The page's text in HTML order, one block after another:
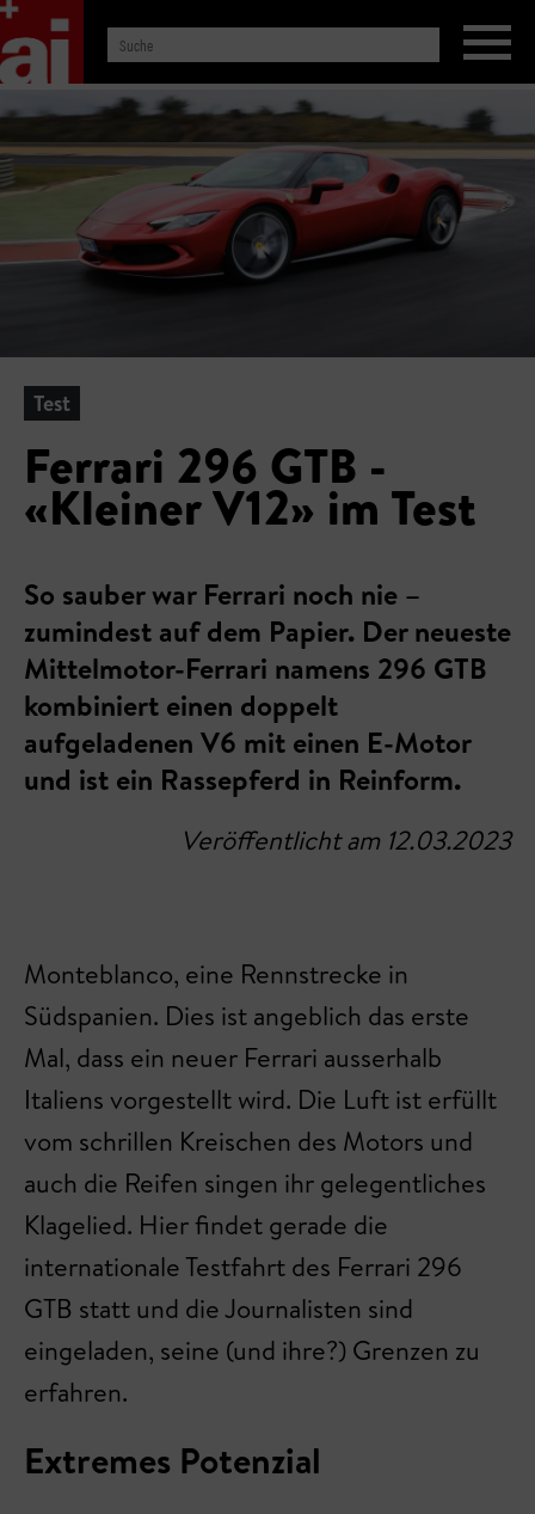
Test
Ferrari 296 GTB -
«Kleiner V12» im Test
So sauber war Ferrari noch nie –
zumindest auf dem Papier. Der neueste
Mittelmotor-Ferrari namens 296 GTB
kombiniert einen doppelt
aufgeladenen V6 mit einen E-Motor
und ist ein Rassepferd in Reinform.
Veröffentlicht am 12.03.2023
Monteblanco, eine Rennstrecke in
Südspanien. Dies ist angeblich das erste
Mal, dass ein neuer Ferrari ausserhalb
Italiens vorgestellt wird. Die Luft ist erfüllt
vom schrillen Kreischen des Motors und
auch die Reifen singen ihr gelegentliches
Klagelied. Hier findet gerade die
internationale Testfahrt des Ferrari 296
GTB statt und die Journalisten sind
eingeladen, seine (und ihre?) Grenzen zu
erfahren.
Extremes Potenzial